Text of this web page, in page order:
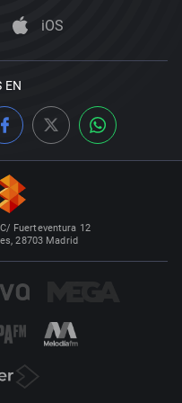
iOS
EN
Fuerteventura 12
28703 Madrid